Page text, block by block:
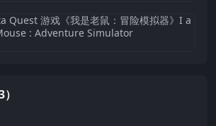
Quest 游戏《我是老鼠：冒险模拟器》I a
: Adventure Simulator